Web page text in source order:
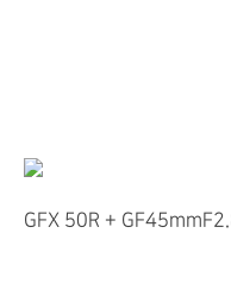
GFX 50R +